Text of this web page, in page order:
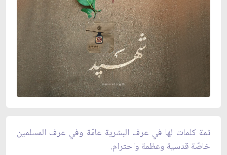
ثمة كلمات لها في عرف البشرية عامّة وفي عرف المسلمين
خاصّة قدسية وعظمة واحترام.